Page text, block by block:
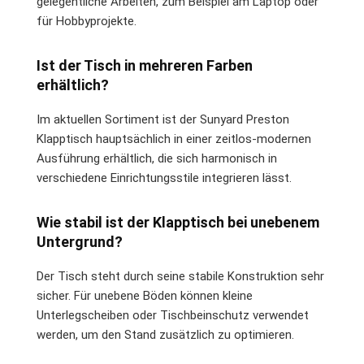
für Hobbyprojekte.
Ist der Tisch in mehreren Farben
erhältlich?
Im aktuellen Sortiment ist der Sunyard Preston
Klapptisch hauptsächlich in einer zeitlos-modernen
Ausführung erhältlich, die sich harmonisch in
verschiedene Einrichtungsstile integrieren lässt.
Wie stabil ist der Klapptisch bei unebenem
Untergrund?
Der Tisch steht durch seine stabile Konstruktion sehr
sicher. Für unebene Böden können kleine
Unterlegscheiben oder Tischbeinschutz verwendet
werden, um den Stand zusätzlich zu optimieren.